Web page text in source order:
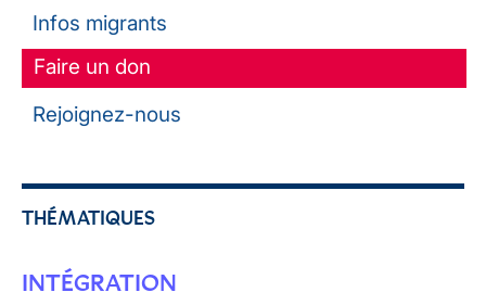
Infos migrants
Faire un don
Rejoignez-nous
THÉMATIQUES
INTÉGRATION